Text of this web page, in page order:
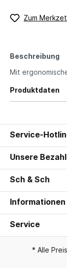
Zum
Beschreibung
Mit
Produktdaten
Service-
Unsere
Sch & Sch
Informationen
Service
* Alle